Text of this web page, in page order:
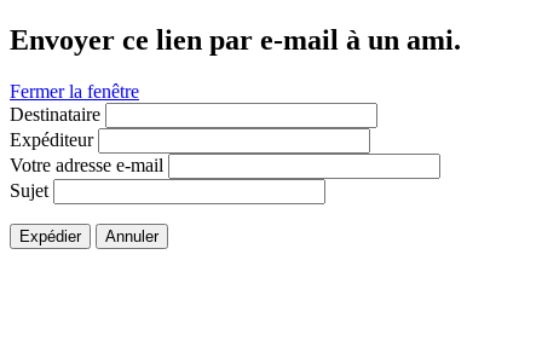
Envoyer ce lien par e-mail à un ami.
Fermer la fenêtre
Destinataire
Expéditeur
Votre adresse e-mail
Sujet
Expédier Annuler